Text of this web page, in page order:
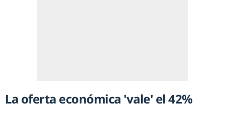
La oferta económica 'vale' el 42%